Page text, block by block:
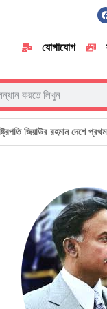
যোগাযোগ
রহমান দেশে প্রথম ‘সবুজ